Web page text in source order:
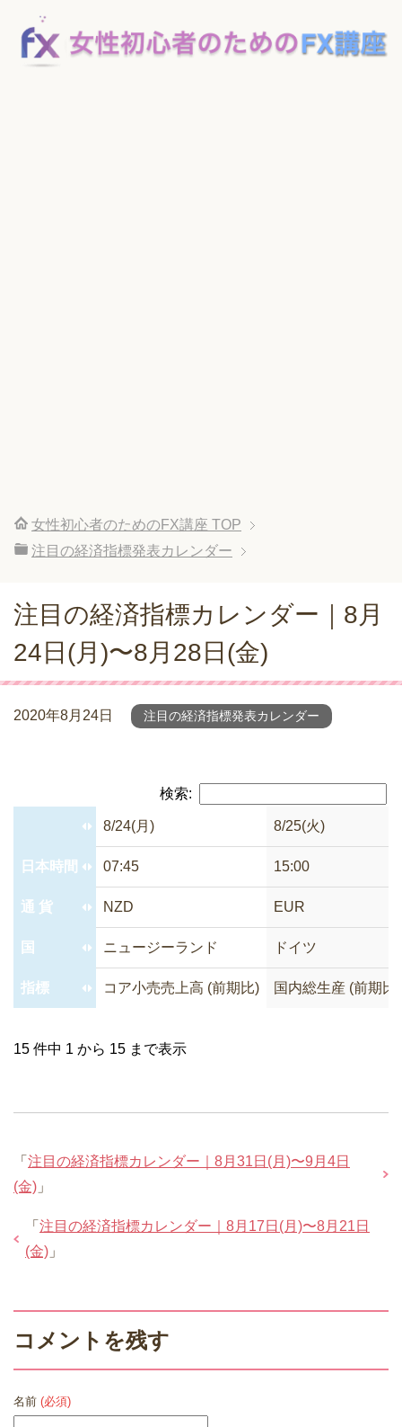
女性初心者のためのFX講座 TOP
注目の経済指標発表カレンダー
注目の経済指標カレンダー｜8月
24日(月)〜8月28日(金)
2020年8月24日 注目の経済指標発表カレンダー
検索:
日本時間
通 貨
国
指標
8/24(月)
07:45
NZD
ニュージーランド
コア小売売上高 (前期比)
8/25(火)
15:00
EUR
ドイツ
国内総生産 (前期比
15 件中 1 から 15 まで表示
「 注目の経済指標カレンダー｜8月31日(月)〜9月4日
(金) 」
「 注目の経済指標カレンダー｜8月17日(月)〜8月21日
(金) 」
コメントを残す
名前 (必須)